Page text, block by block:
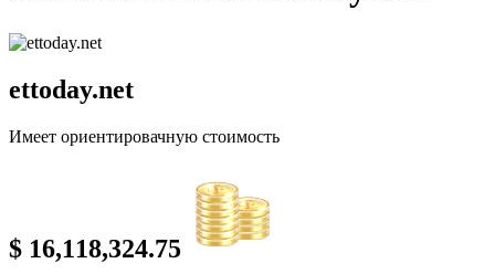
ettoday.net
Имеет ориентировачную стоимость
$ 16,118,324.75